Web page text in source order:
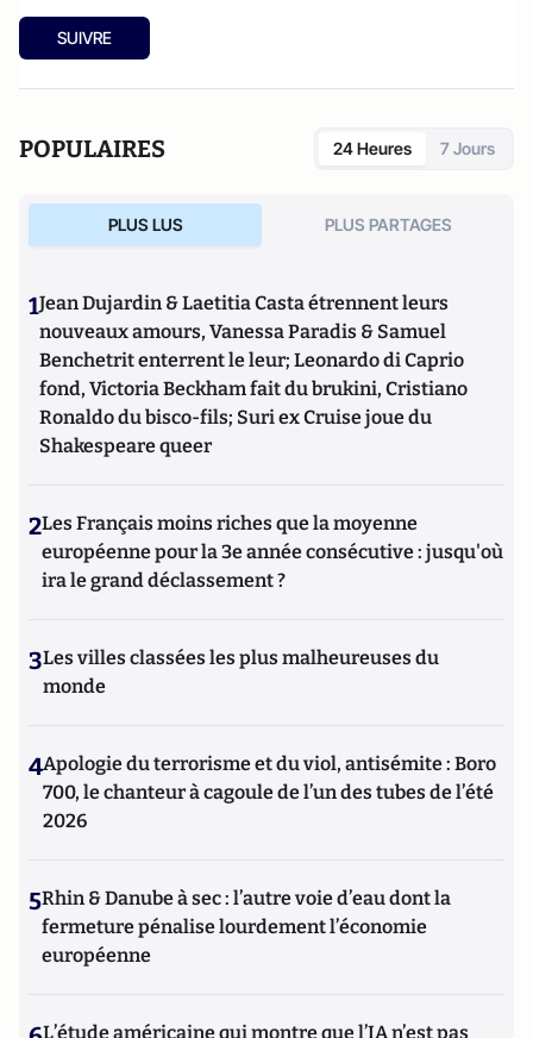
SUIVRE
POPULAIRES 24 Heures 7 Jours
PLUS LUS PLUS PARTAGES
1Jean Dujardin & Laetitia Casta étrennent leurs
nouveaux amours, Vanessa Paradis & Samuel
Benchetrit enterrent le leur; Leonardo di Caprio
fond, Victoria Beckham fait du brukini, Cristiano
Ronaldo du bisco-fils; Suri ex Cruise joue du
Shakespeare queer
2Les Français moins riches que la moyenne
européenne pour la 3e année consécutive : jusqu'où
ira le grand déclassement ?
3Les villes classées les plus malheureuses du
monde
4Apologie du terrorisme et du viol, antisémite : Boro
700, le chanteur à cagoule de l’un des tubes de l’été
2026
5Rhin & Danube à sec : l’autre voie d’eau dont la
fermeture pénalise lourdement l’économie
européenne
L’étude américaine qui montre que l’IA n’est pas